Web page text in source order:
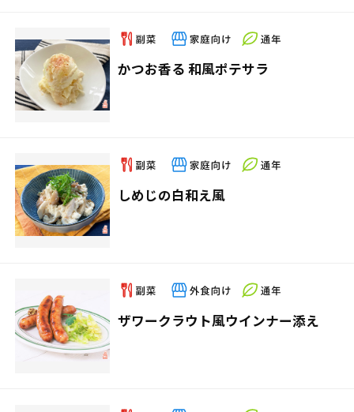
かつお香る 和風ポテサラ
しめじの白和え風
ザワークラウト風ウインナー添え